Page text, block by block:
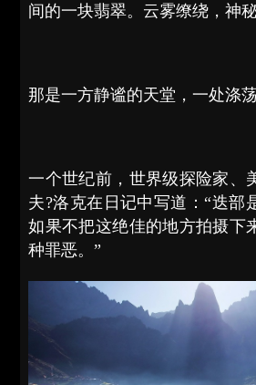
间的一块翡翠。云雾缭绕，神秘
那是一方静谧的天堂，一处涤
一个世纪前，世界级探险家、
夫?洛克在日记中写道：“迭部
如果不把这绝佳的地方拍摄下
种罪恶。”